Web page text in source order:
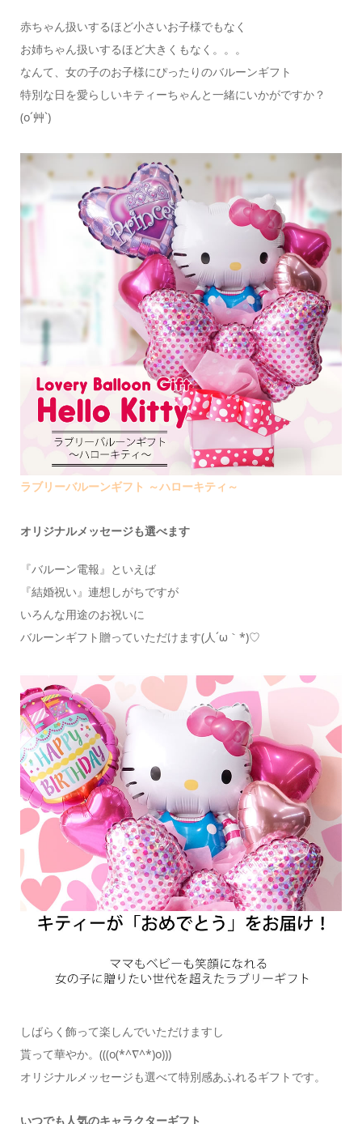
赤ちゃん扱いするほど小さいお子様でもなく
お姉ちゃん扱いするほど大きくもなく。。。
なんて、女の子のお子様にぴったりのバルーンギフト
特別な日を愛らしいキティーちゃんと一緒にいかがですか？
(o´艸`)
ラブリーバルーンギフト ～ハローキティ～
オリジナルメッセージも選べます
『バルーン電報』といえば
『結婚祝い』連想しがちですが
いろんな用途のお祝いに
バルーンギフト贈っていただけます(人´ω｀*)♡
しばらく飾って楽しんでいただけますし
貰って華やか。(((o(*^∇^*)o)))
オリジナルメッセージも選べて特別感あふれるギフトです。
いつでも人気のキャラクターギフト